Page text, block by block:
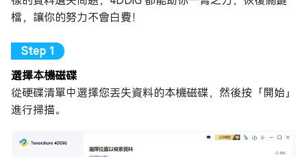
檔，讓你的努力不會白費！
選擇本機磁碟
從硬碟清單中選擇您丟失資料的本機磁碟，然後按「開始」
進行掃描。